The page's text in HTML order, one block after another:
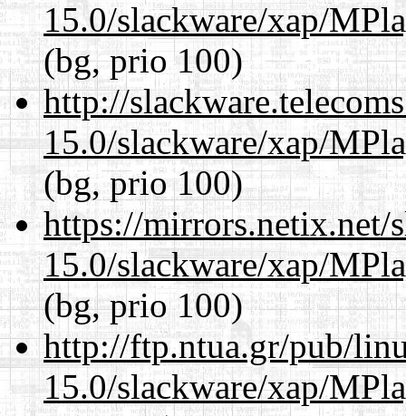
15.0/slackware/xap/
(bg, prio 100)
http://
15.0/slackware/xap/
(bg, prio 100)
https://mirrors.netix.net/
15.0/slackware/xap/
(bg, prio 100)
http://ftp.ntua.gr/pub/
15.0/slackware/xap/